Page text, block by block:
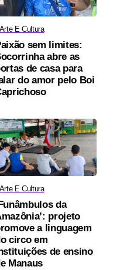
E Cultura
sem limites:
abre as
de casa para
do amor pelo Boi
E Cultura
da
projeto
a linguagem
circo em
de ensino
Manaus